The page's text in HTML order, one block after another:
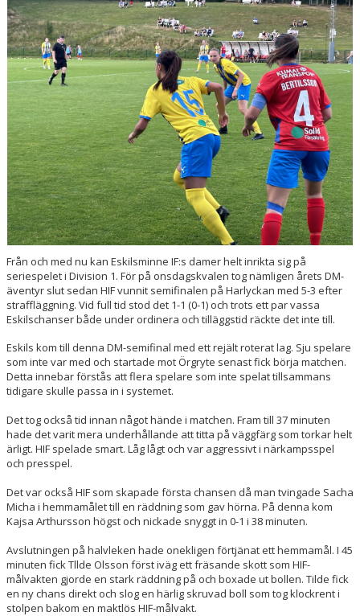
DOKUMENT
KONTAKT
MATCHER
DIV. 1 SÖDRA
DAM AKADEMI - DIVISION 2
Från och med nu kan Eskilsminne IF:s damer helt inrikta sig på
seriespelet i Division 1. För på onsdagskvalen tog nämligen årets DM-
äventyr slut sedan HIF vunnit semifinalen på Harlyckan med 5-3 efter
straffläggning. Vid full tid stod det 1-1 (0-1) och trots ett par vassa
Eskilschanser både under ordinera och tilläggstid räckte det inte till.
Eskils kom till denna DM-semifinal med ett rejält roterat lag. Sju spelare
som inte var med och startade mot Örgryte senast fick börja matchen.
Detta innebar förstås att flera spelare som inte spelat tillsammans
tidigare skulle passa in i systemet.
Det tog också tid innan något hände i matchen. Fram till 37 minuten
hade det varit mera underhållande att titta på väggfärg som torkar helt
ärligt. HIF spelade smart. Låg lågt och var aggressivt i närkampsspel
och presspel.
Det var också HIF som skapade första chansen då man tvingade Sacha
Micha i hemmamålet till en räddning som gav hörna. På denna kom
Kajsa Arthursson högst och nickade snyggt in 0-1 i 38 minuten.
Avslutningen på halvleken hade onekligen förtjänat ett hemmamål. I 45
minuten fick Tllde Olsson först iväg ett fräsande skott som HIF-
målvakten gjorde en stark räddning på och boxade ut bollen. Tilde fick
en ny chans direkt och slog en härlig skruvad boll som tog klockrent i
stolpen bakom en maktlös HIF-målvakt.